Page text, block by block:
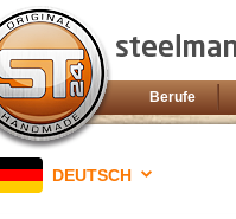
Berufe
DEUTSCH